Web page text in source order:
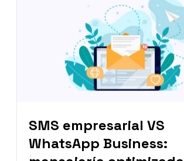
SMS empresarial VS
WhatsApp Business: